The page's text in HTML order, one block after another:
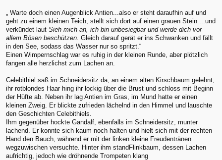
„ Warte doch einen Augenblick Antien...also er steht daraufhin auf und
geht zu einem kleinen Teich, stellt sich dort auf einen grauen Stein ...und
verkündet laut Sieh mich an, ich bin unbesiegbar und werde dich vor
allem Bösen beschützen. Gleich darauf gerät er ins Schwanken und fällt
in den See, sodass das Wasser nur so spritzt.“
Einen Wimpernschlag war es ruhig in der kleinen Runde, aber plötzlich
fangen alle herzlichst zum Lachen an.
Celebithiel saß im Schneidersitz da, an einem alten Kirschbaum gelehnt,
ihr rotblondes Haar hing ihr lockig über die Brust und schloss mit Beginn
der Hüfte ab. Neben ihr lag Antien im Gras, im Mund hatte er einen
kleinen Zweig. Er blickte zufrieden lächelnd in den Himmel und lauschte
den Geschichten Celebithiels.
Ihm gegenüber hockte Gandalf, ebenfalls im Schneidersitz, munter
lachend. Er konnte sich kaum noch halten und hielt sich mit der rechten
Hand den Bauch, während er mit der linken kleine Freudentränen
wegzuwischen versuchte. Hinter ihm standFlinkbaum, dessen Lachen
aufrichtig, jedoch wie dröhnende Trompeten klang